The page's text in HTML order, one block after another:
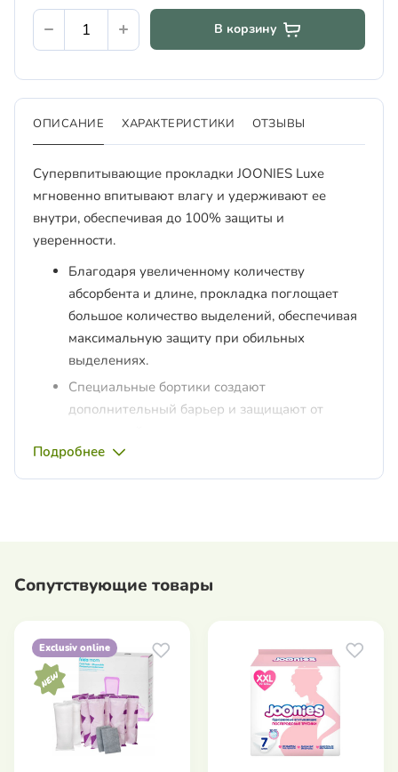
В корзину
ОПИСАНИЕ ХАРАКТЕРИСТИКИ ОТЗЫВЫ
Супервпитывающие прокладки JOONIES Luxe
мгновенно впитывают влагу и удерживают ее
внутри, обеспечивая до 100% защиты и
уверенности.
Благодаря увеличенному количеству
абсорбента и длине, прокладка поглощает
большое количество выделений, обеспечивая
максимальную защиту при обильных
выделениях.
Специальные бортики создают
дополнительный барьер и защищают от
Самая длинная и широкая прокладка в
линейке JOONIES LUXE – 35 см. Надежная
антибактериальным и антивоспалительным
неприятного запаха, сохраняя свежесть до 12
часов.
Мягкие и нежные. Шелковистый и дышащий
верхний слой мгновенно поглощает влагу,
оставляя поверхность сухой
Joonies - высококачественная продукция для
Подробнее
Сопутствующие товары
Exclusiv online